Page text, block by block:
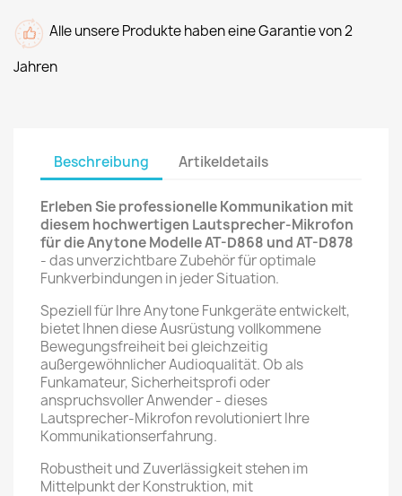
Alle unsere Produkte haben eine Garantie von 2
Jahren
Beschreibung Artikeldetails
Erleben Sie professionelle Kommunikation mit
diesem hochwertigen Lautsprecher-Mikrofon
für die Anytone Modelle AT-D868 und AT-D878
- das unverzichtbare Zubehör für optimale
Funkverbindungen in jeder Situation.
Speziell für Ihre Anytone Funkgeräte entwickelt,
bietet Ihnen diese Ausrüstung vollkommene
Bewegungsfreiheit bei gleichzeitig
außergewöhnlicher Audioqualität. Ob als
Funkamateur, Sicherheitsprofi oder
anspruchsvoller Anwender - dieses
Lautsprecher-Mikrofon revolutioniert Ihre
Kommunikationserfahrung.
Robustheit und Zuverlässigkeit stehen im
Mittelpunkt der Konstruktion, mit